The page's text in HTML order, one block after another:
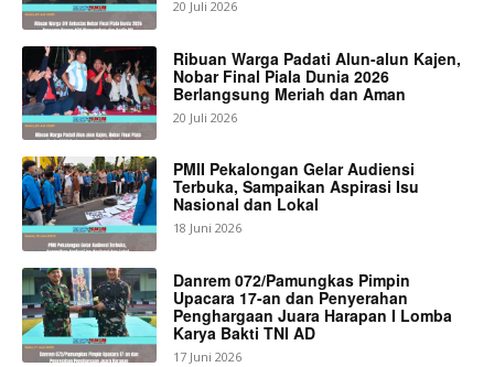
20 Juli 2026
Ribuan Warga Padati Alun-alun Kajen,
Nobar Final Piala Dunia 2026
Berlangsung Meriah dan Aman
20 Juli 2026
PMII Pekalongan Gelar Audiensi
Terbuka, Sampaikan Aspirasi Isu
Nasional dan Lokal
18 Juni 2026
Danrem 072/Pamungkas Pimpin
Upacara 17-an dan Penyerahan
Penghargaan Juara Harapan I Lomba
Karya Bakti TNI AD
17 Juni 2026